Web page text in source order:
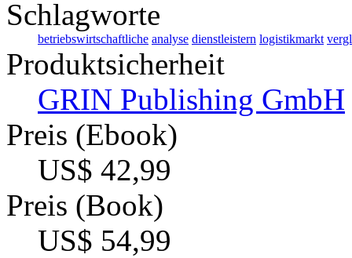
Schlagworte
betriebswirtschaftliche analyse dienstleistern logistikmarkt
Produktsicherheit
GRIN Publishing GmbH
Preis (Ebook)
US$ 42,99
Preis (Book)
US$ 54,99